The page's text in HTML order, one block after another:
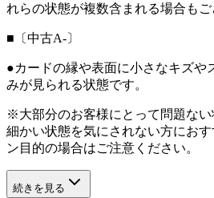
れらの状態が複数含まれる場合もご
■〔中古A-〕
●カードの縁や表面に小さなキズや
みが見られる状態です。
※大部分のお客様にとって問題ない
細かい状態を気にされない方にお
ン目的の場合はご注意ください。
続きを見る